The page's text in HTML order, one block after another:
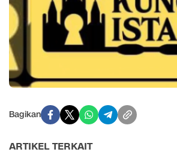
Bagikan
ARTIKEL TERKAIT